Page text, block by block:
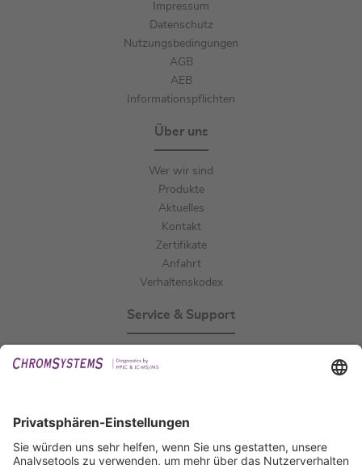
Impressum
Datenschutz
Nutzungsbedingungen
AGB
AEB
Informationspflichten
Über uns
Wer wir sind
Produkte
Aktuelles
Kontakt
Zertifikate
Anfahrt
Verhaltenskodex
Service & Support
IFU anfordern
Zertifizierungen